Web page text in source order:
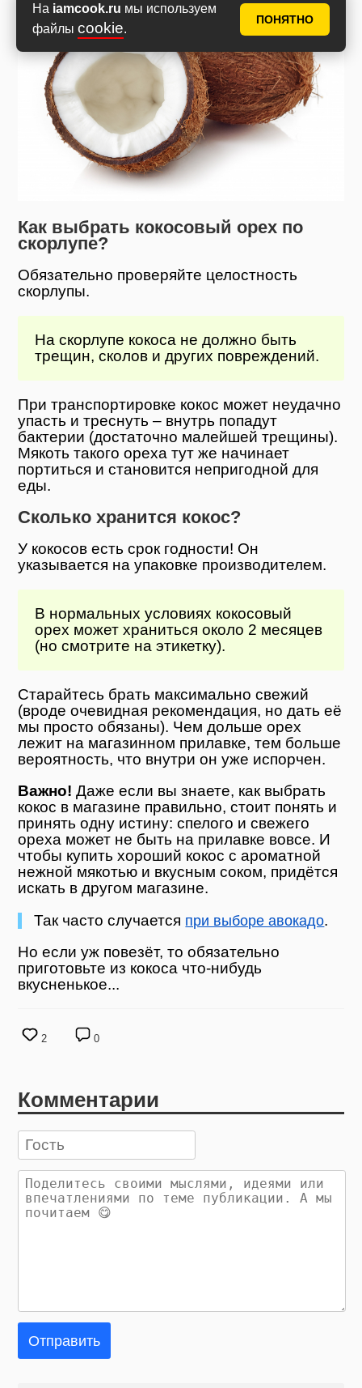
На iamcook.ru мы используем
файлы cookie.
ПОНЯТНО
Как выбрать кокосовый орех по
скорлупе?
Обязательно проверяйте целостность
скорлупы.
На скорлупе кокоса не должно быть
трещин, сколов и других повреждений.
При транспортировке кокос может неудачно
упасть и треснуть – внутрь попадут
бактерии (достаточно малейшей трещины).
Мякоть такого ореха тут же начинает
портиться и становится непригодной для
еды.
Сколько хранится кокос?
У кокосов есть срок годности! Он
указывается на упаковке производителем.
В нормальных условиях кокосовый
орех может храниться около 2 месяцев
(но смотрите на этикетку).
Старайтесь брать максимально свежий
(вроде очевидная рекомендация, но дать её
мы просто обязаны). Чем дольше орех
лежит на магазинном прилавке, тем больше
вероятность, что внутри он уже испорчен.
Важно! Даже если вы знаете, как выбрать
кокос в магазине правильно, стоит понять и
принять одну истину: спелого и свежего
ореха может не быть на прилавке вовсе. И
чтобы купить хороший кокос с ароматной
нежной мякотью и вкусным соком, придётся
искать в другом магазине.
Так часто случается при выборе авокадо.
Но если уж повезёт, то обязательно
приготовьте из кокоса что-нибудь
вкусненькое...
2 0
Комментарии
Отправить